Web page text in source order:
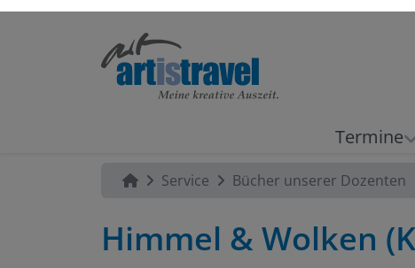
Termine
Service Bücher unserer Dozenten
Himmel & Wolken